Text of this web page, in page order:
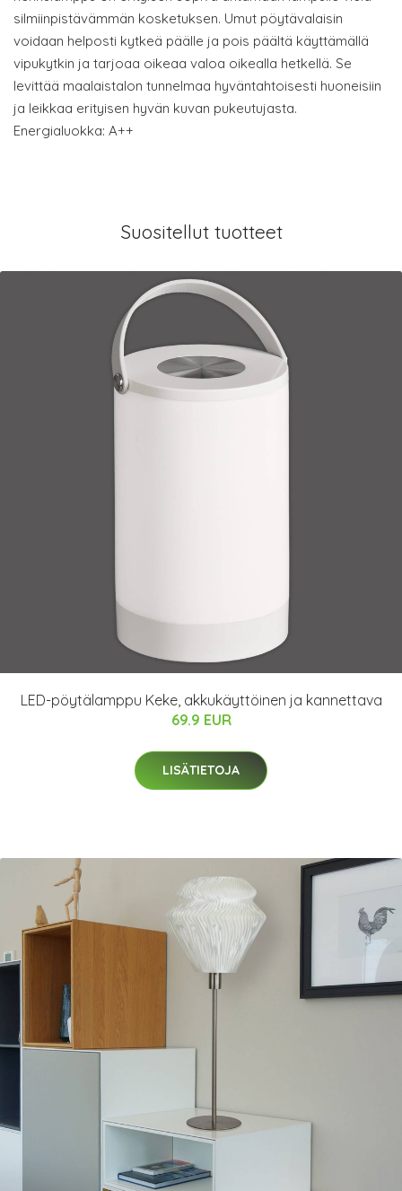
silmiinpistävämmän kosketuksen. Umut pöytävalaisin
voidaan helposti kytkeä päälle ja pois päältä käyttämällä
vipukytkin ja tarjoaa oikeaa valoa oikealla hetkellä. Se
levittää maalaistalon tunnelmaa hyväntahtoisesti huoneisiin
ja leikkaa erityisen hyvän kuvan pukeutujasta.
Energialuokka: A++
Suositellut tuotteet
LED-pöytälamppu Keke, akkukäyttöinen ja kannettava
69.9 EUR
LISÄTIETOJA